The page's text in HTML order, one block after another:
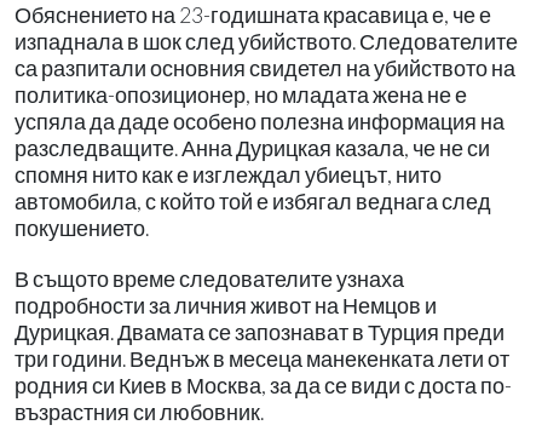
Обяснението на 23-годишната красавица е, че е
изпаднала в шок след убийството. Следователите
са разпитали основния свидетел на убийството на
политика-опозиционер, но младата жена не е
успяла да даде особено полезна информация на
разследващите. Анна Дурицкая казала, че не си
спомня нито как е изглеждал убиецът, нито
автомобила, с който той е избягал веднага след
покушението.
В същото време следователите узнаха
подробности за личния живот на Немцов и
Дурицкая. Двамата се запознават в Турция преди
три години. Веднъж в месеца манекенката лети от
родния си Киев в Москва, за да се види с доста по-
възрастния си любовник.